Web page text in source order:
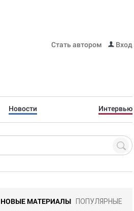
Стать автором Вход
Новости Интервью
НОВЫЕ МАТЕРИАЛЫ ПОПУЛЯРНЫЕ